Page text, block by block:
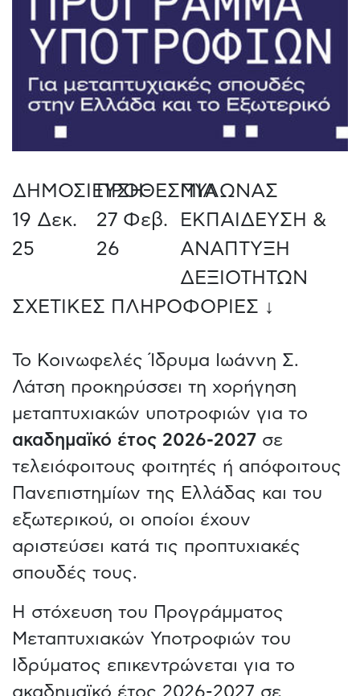
ΔΗΜΟΣΙΕΥΣΗ
19 Δεκ.
25
ΠΡΟΘΕΣΜΙΑ
27 Φεβ.
26
ΠΥΛΩΝΑΣ
ΕΚΠΑΙΔΕΥΣΗ &
ΑΝΑΠΤΥΞΗ
ΔΕΞΙΟΤΗΤΩΝ
ΣΧΕΤΙΚΕΣ ΠΛΗΡΟΦΟΡΙΕΣ ↓
Το Κοινωφελές Ίδρυμα Ιωάννη Σ.
Λάτση προκηρύσσει τη χορήγηση
μεταπτυχιακών υποτροφιών για το
ακαδημαϊκό έτος 2026-2027 σε
τελειόφοιτους φοιτητές ή απόφοιτους
Πανεπιστημίων της Ελλάδας και του
εξωτερικού, οι οποίοι έχουν
αριστεύσει κατά τις προπτυχιακές
σπουδές τους.
Η στόχευση του Προγράμματος
Μεταπτυχιακών Υποτροφιών του
Ιδρύματος επικεντρώνεται για το
ακαδημαϊκό έτος 2026-2027 σε